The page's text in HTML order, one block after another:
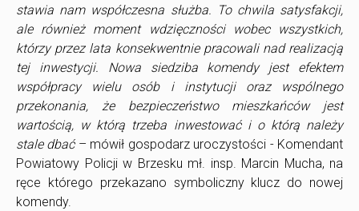
stawia nam współczesna służba. To chwila satysfakcji,
ale również moment wdzięczności wobec wszystkich,
którzy przez lata konsekwentnie pracowali nad realizacją
tej inwestycji. Nowa siedziba komendy jest efektem
współpracy wielu osób i instytucji oraz wspólnego
przekonania, że bezpieczeństwo mieszkańców jest
wartością, w którą trzeba inwestować i o którą należy
stale dbać– mówił gospodarz uroczystości - Komendant
Powiatowy Policji w Brzesku mł. insp. Marcin Mucha, na
ręce którego przekazano symboliczny klucz do nowej
komendy.